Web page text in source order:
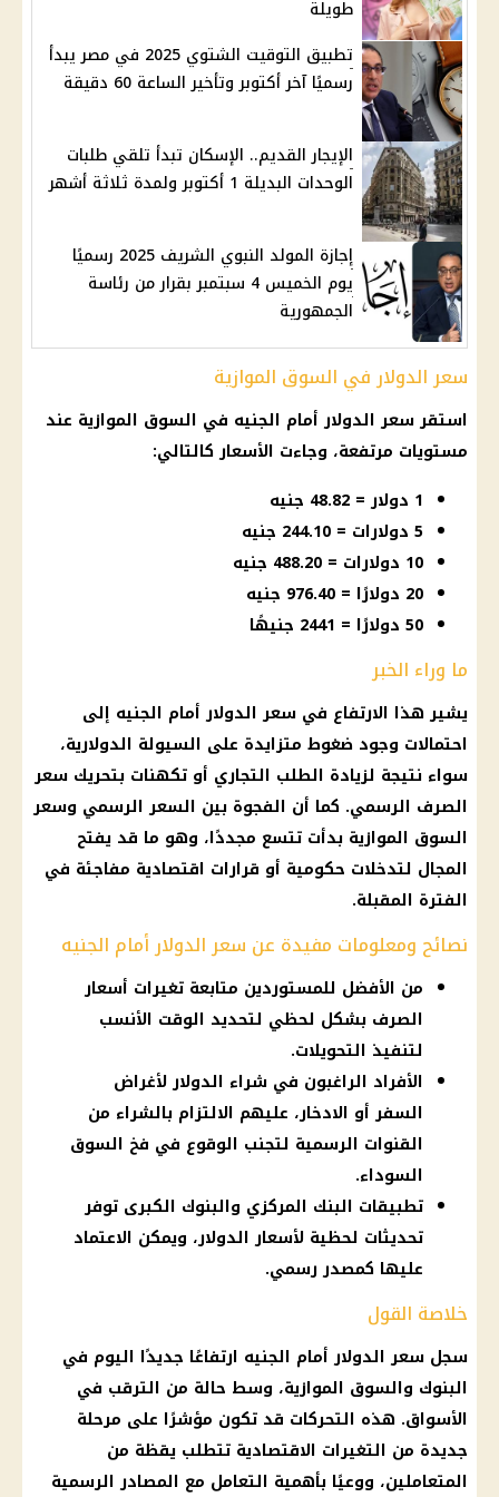
طويلة
تطبيق التوقيت الشتوي 2025 في مصر يبدأ
رسميًا آخر أكتوبر وتأخير الساعة 60 دقيقة
الإيجار القديم.. الإسكان تبدأ تلقي طلبات
الوحدات البديلة 1 أكتوبر ولمدة ثلاثة أشهر
إجازة المولد النبوي الشريف 2025 رسميًا
يوم الخميس 4 سبتمبر بقرار من رئاسة
الجمهورية
سعر الدولار في السوق الموازية
استقر سعر الدولار أمام الجنيه في السوق الموازية عند
مستويات مرتفعة، وجاءت الأسعار كالتالي:
1 دولار = 48.82 جنيه
5 دولارات = 244.10 جنيه
10 دولارات = 488.20 جنيه
20 دولارًا = 976.40 جنيه
50 دولارًا = 2441 جنيهًا
ما وراء الخبر
يشير هذا الارتفاع في سعر الدولار أمام الجنيه إلى
احتمالات وجود ضغوط متزايدة على السيولة الدولارية،
سواء نتيجة لزيادة الطلب التجاري أو تكهنات بتحريك سعر
الصرف الرسمي. كما أن الفجوة بين السعر الرسمي وسعر
السوق الموازية بدأت تتسع مجددًا، وهو ما قد يفتح
المجال لتدخلات حكومية أو قرارات اقتصادية مفاجئة في
الفترة المقبلة.
نصائح ومعلومات مفيدة عن سعر الدولار أمام الجنيه
من الأفضل للمستوردين متابعة تغيرات أسعار
الصرف بشكل لحظي لتحديد الوقت الأنسب
لتنفيذ التحويلات.
الأفراد الراغبون في شراء الدولار لأغراض
السفر أو الادخار، عليهم الالتزام بالشراء من
القنوات الرسمية لتجنب الوقوع في فخ السوق
السوداء.
تطبيقات البنك المركزي والبنوك الكبرى توفر
تحديثات لحظية لأسعار الدولار، ويمكن الاعتماد
عليها كمصدر رسمي.
خلاصة القول
سجل سعر الدولار أمام الجنيه ارتفاعًا جديدًا اليوم في
البنوك والسوق الموازية، وسط حالة من الترقب في
الأسواق. هذه التحركات قد تكون مؤشرًا على مرحلة
جديدة من التغيرات الاقتصادية تتطلب يقظة من
المتعاملين، ووعيًا بأهمية التعامل مع المصادر الرسمية